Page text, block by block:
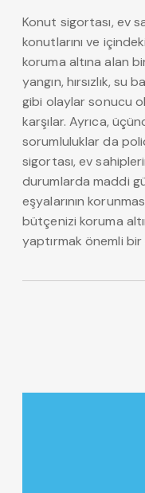
Konut sigortası, ev
konutlarını ve
koruma altına alan
yangın, hırsızlık, su
gibi olaylar sonucu
karşılar. Ayrıca,
sorumluluklar da
sigortası, ev
durumlarda maddi
eşyalarının
bütçenizi koruma
yaptırmak önemli bir